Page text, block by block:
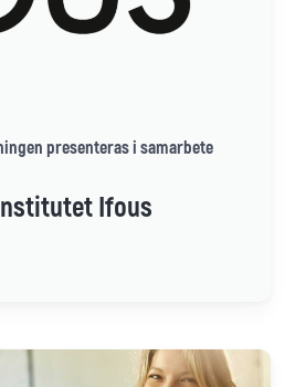
presenteras i samarbete
Ifous